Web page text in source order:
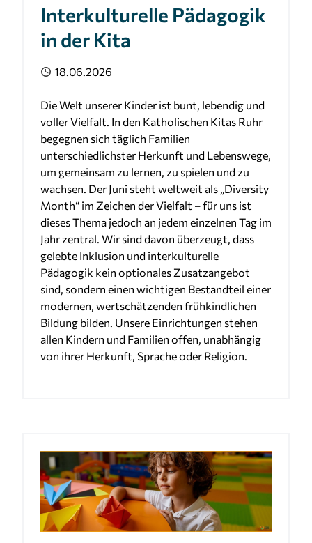
Interkulturelle Pädagogik
in der Kita
Veröffentlicht
18.06.2026
Die Welt unserer Kinder ist bunt, lebendig und
voller Vielfalt. In den Katholischen Kitas Ruhr
begegnen sich täglich Familien
unterschiedlichster Herkunft und Lebenswege,
um gemeinsam zu lernen, zu spielen und zu
wachsen. Der Juni steht weltweit als „Diversity
Month“ im Zeichen der Vielfalt – für uns ist
dieses Thema jedoch an jedem einzelnen Tag im
Jahr zentral. Wir sind davon überzeugt, dass
gelebte Inklusion und interkulturelle
Pädagogik kein optionales Zusatzangebot
sind, sondern einen wichtigen Bestandteil einer
modernen, wertschätzenden frühkindlichen
Bildung bilden. Unsere Einrichtungen stehen
allen Kindern und Familien offen, unabhängig
von ihrer Herkunft, Sprache oder Religion.
Zweck:
Anzeigen von personalisierter Werbung und
Auswertung der Leistung von Werbekampagnen.
Cookie Laufzeit: